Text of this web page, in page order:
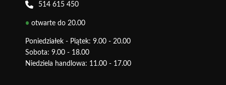
514 615 450
• otwarte do 20.00
Poniedziałek - Piątek: 9.00 - 20.00
Sobota: 9.00 - 18.00
Niedziela handlowa: 11.00 - 17.00